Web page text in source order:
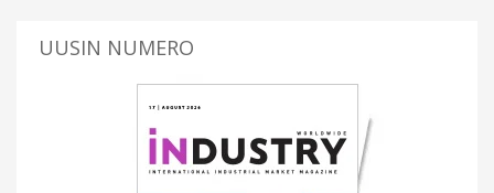
UUSIN NUMERO